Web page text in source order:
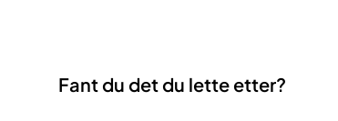
Fant du det du lette etter?